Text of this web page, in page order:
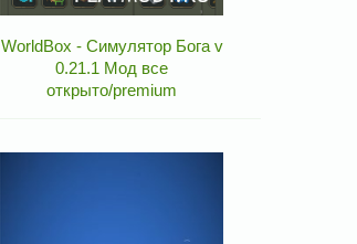
WorldBox - Симулятор Бога v
0.21.1 Мод все
открыто/premium